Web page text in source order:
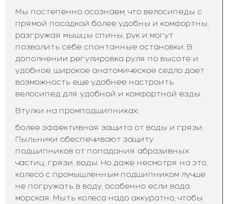
Мы постепенно осознаем, что велосипеды с
прямой посадкой более удобны и комфортны,
разгружая мышцы спины, рук и могут
позволить себе спонтанные остановки. В
дополнении регулировка руля по высоте и
удобное, широкое анатомическое седло дает
возможность еще удобнее настроить
велосипед для удобной и комфортной езды.
Втулки на промподшипниках:·
более эффективная защита от воды и грязи.
Пыльники обеспечивают защиту
подшипников от попадания абразивных
частиц, грязи, воды. Но даже несмотря на это,
колесо с промышленным подшипником лучше
не погружать в воду, особенно если вода
морская. Мыть колеса надо аккуратно, чтобы